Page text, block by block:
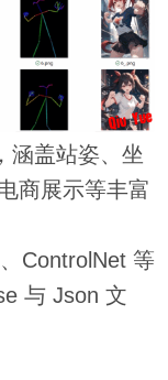
涵盖站姿、坐
商展示等丰富
ControlNet 等
与 Json 文